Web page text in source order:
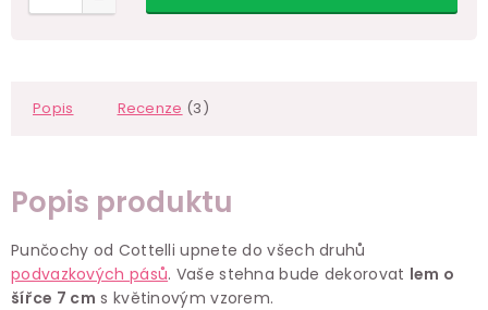
Popis Recenze (3)
Popis produktu
Punčochy od Cottelli upnete do všech druhů
podvazkových pásů. Vaše stehna bude dekorovat lem o
šířce 7 cm s květinovým vzorem.